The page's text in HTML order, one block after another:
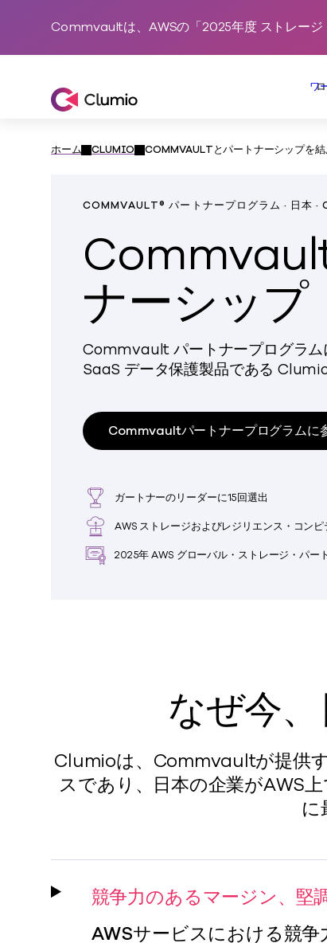
Commvaultは、AWSの「2025年度 ストレージ
ワ
ホーム CLUMIO COMMVAULTとパートナーシップを結
COMMVAULT® パートナープログラム · 日本
ナーシップ
Commvault パートナープログラム
SaaS データ保護製品である
Commvaultパートナープログラムに
ガートナーのリーダーに15回選出
AWS ストレージおよびレジリエンス・コンピ
2025年 AWS グローバル・ストレージ・パー
なぜ今
Clumioは、Commvaultが提供
スであり、日本の企業がAWS
に
競争力のあるマージン、堅
AWSサービスにおける競